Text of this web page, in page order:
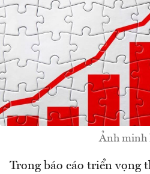
Ảnh minh
Trong báo cáo triển vọng